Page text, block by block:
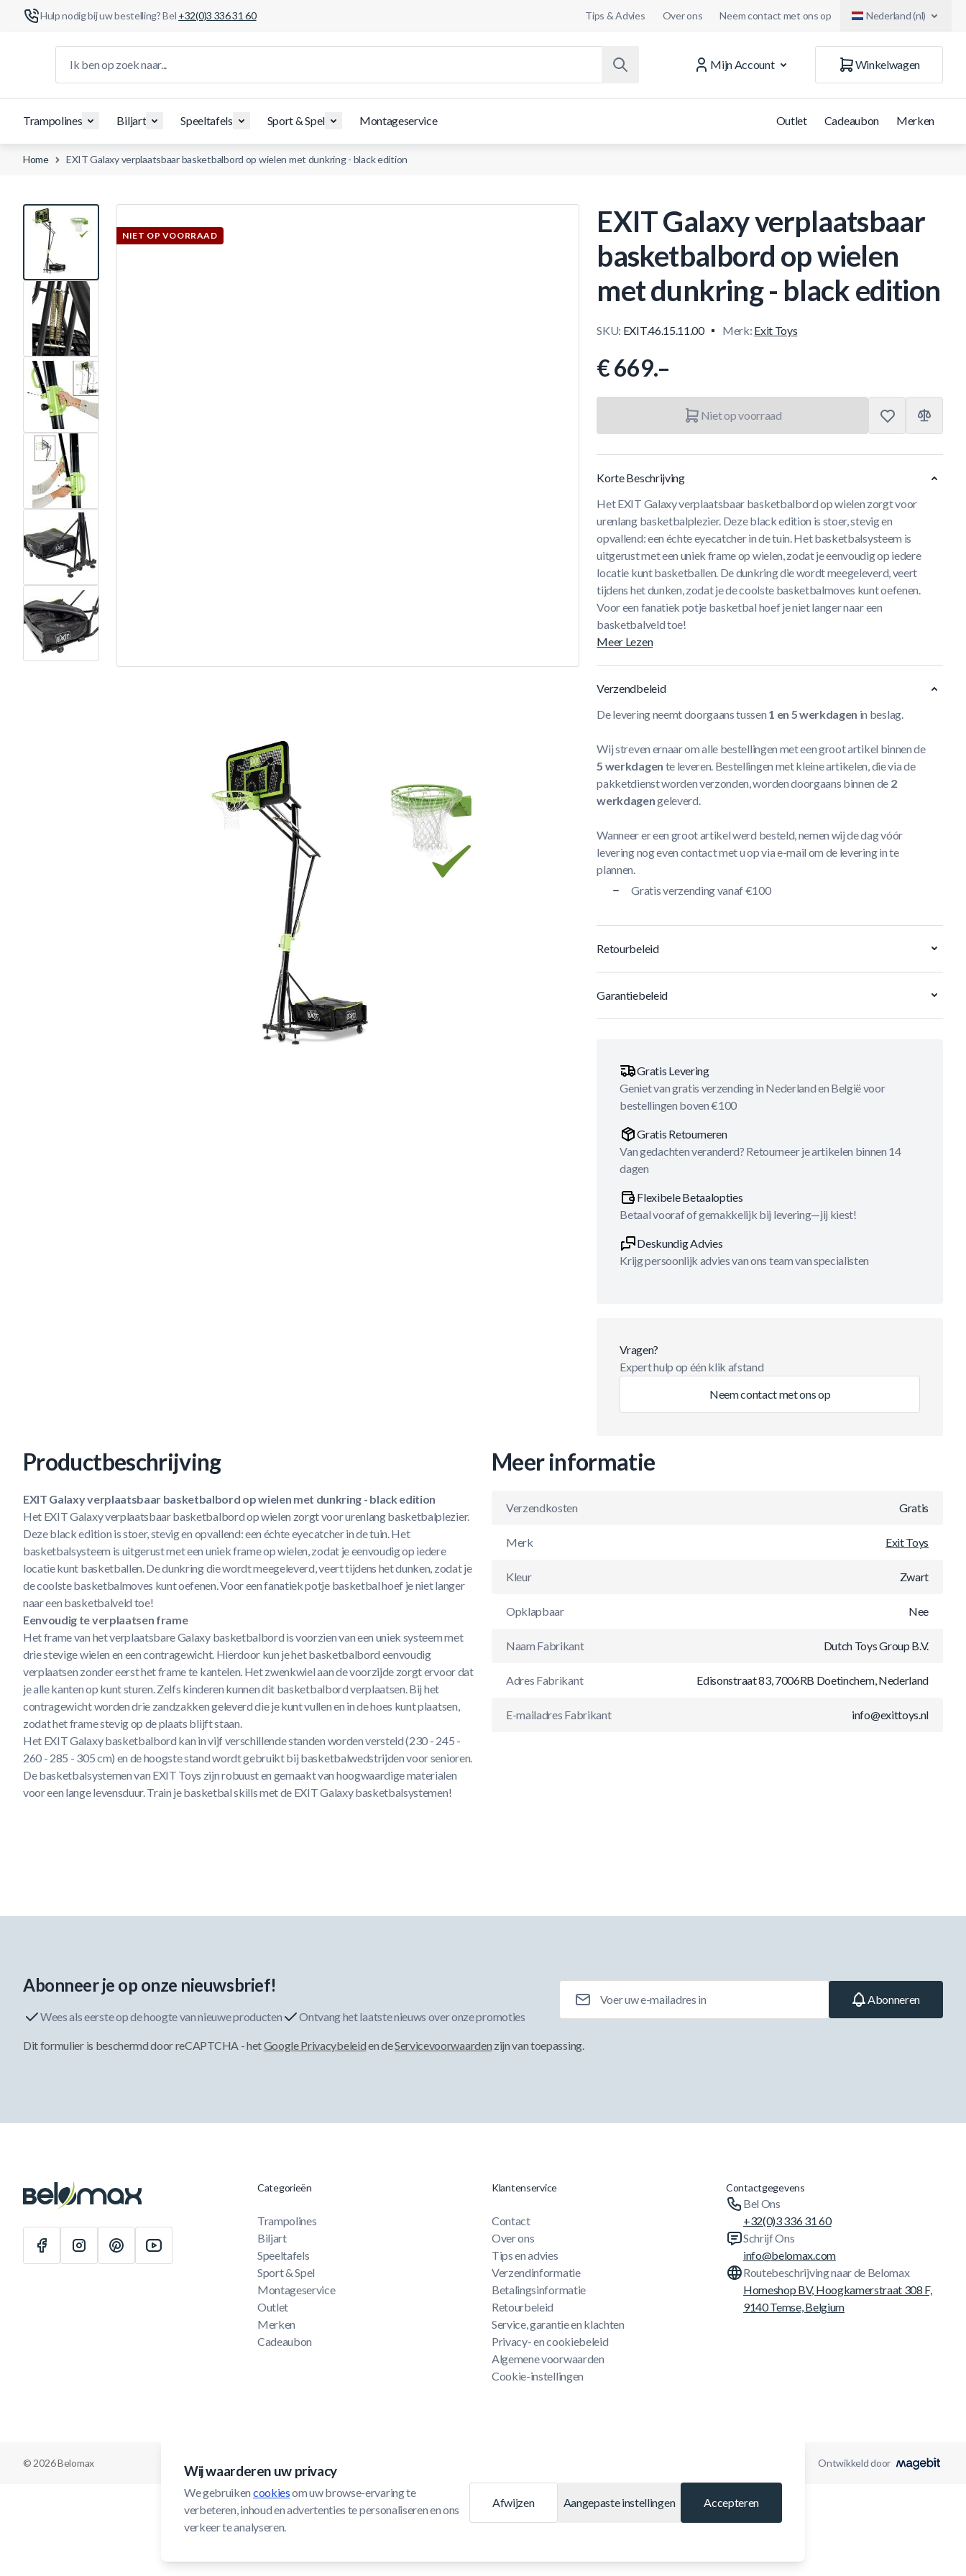
Hulp nodig bij uw bestelling? Bel +32(0)3 336 31 60 Tips & Advies Over ons Neem contact met ons op Nederland (nl)
Mijn Account
Winkelwagen
Trampolines Biljart Speeltafels Sport & Spel Montageservice Outlet Cadeaubon Merken
Home EXIT Galaxy verplaatsbaar basketbalbord op wielen met dunkring - black edition
NIET OP VOORRAAD
View larger image
View larger image
View larger image
View larger image
View larger image
View larger image
EXIT Galaxy verplaatsbaar
basketbalbord op wielen
met dunkring - black edition
SKU: EXIT.46.15.11.00 Merk: Exit Toys
€ 669.–
Niet op voorraad
Korte Beschrijving
Het EXIT Galaxy verplaatsbaar basketbalbord op wielen zorgt voor
urenlang basketbalplezier. Deze black edition is stoer, stevig en
opvallend: een échte eyecatcher in de tuin. Het basketbalsysteem is
uitgerust met een uniek frame op wielen, zodat je eenvoudig op iedere
locatie kunt basketballen. De dunkring die wordt meegeleverd, veert
tijdens het dunken, zodat je de coolste basketbalmoves kunt oefenen.
Voor een fanatiek potje basketbal hoef je niet langer naar een
basketbalveld toe!
Meer Lezen
Verzendbeleid
De levering neemt doorgaans tussen 1 en 5 werkdagen in beslag.
Wij streven ernaar om alle bestellingen met een groot artikel binnen de
5 werkdagen te leveren. Bestellingen met kleine artikelen, die via de
pakketdienst worden verzonden, worden doorgaans binnen de 2
werkdagengeleverd.
Wanneer er een groot artikel werd besteld, nemen wij de dag vóór
levering nog even contact met u op via e-mail om de levering in te
plannen.
Gratis verzending vanaf €100
Retourbeleid
Garantiebeleid
Gratis Levering
Geniet van gratis verzending in Nederland en België voor
bestellingen boven €100
Gratis Retourneren
Van gedachten veranderd? Retourneer je artikelen binnen 14
dagen
Flexibele Betaalopties
Betaal vooraf of gemakkelijk bij levering—jij kiest!
Deskundig Advies
Krijg persoonlijk advies van ons team van specialisten
Vragen?
Expert hulp op één klik afstand
Neem contact met ons op
Productbeschrijving
EXIT Galaxy verplaatsbaar basketbalbord op wielen met dunkring - black edition
Het EXIT Galaxy verplaatsbaar basketbalbord op wielen zorgt voor urenlang basketbalplezier.
Deze black edition is stoer, stevig en opvallend: een échte eyecatcher in de tuin. Het
basketbalsysteem is uitgerust met een uniek frame op wielen, zodat je eenvoudig op iedere
locatie kunt basketballen. De dunkring die wordt meegeleverd, veert tijdens het dunken, zodat je
de coolste basketbalmoves kunt oefenen. Voor een fanatiek potje basketbal hoef je niet langer
naar een basketbalveld toe!
Eenvoudig te verplaatsen frame
Het frame van het verplaatsbare Galaxy basketbalbord is voorzien van een uniek systeem met
drie stevige wielen en een contragewicht. Hierdoor kun je het basketbalbord eenvoudig
verplaatsen zonder eerst het frame te kantelen. Het zwenkwiel aan de voorzijde zorgt ervoor dat
je alle kanten op kunt sturen. Zelfs kinderen kunnen dit basketbalbord verplaatsen. Bij het
contragewicht worden drie zandzakken geleverd die je kunt vullen en in de hoes kunt plaatsen,
zodat het frame stevig op de plaats blijft staan.
Het EXIT Galaxy basketbalbord kan in vijf verschillende standen worden versteld (230 - 245 -
260 - 285 - 305 cm) en de hoogste stand wordt gebruikt bij basketbalwedstrijden voor senioren.
De basketbalsystemen van EXIT Toys zijn robuust en gemaakt van hoogwaardige materialen
voor een lange levensduur. Train je basketbal skills met de EXIT Galaxy basketbalsystemen!
Meer informatie
Verzendkosten Gratis
Merk Exit Toys
Kleur Zwart
Opklapbaar Nee
Naam Fabrikant Dutch Toys Group B.V.
Adres Fabrikant Edisonstraat 83, 7006RB Doetinchem, Nederland
E-mailadres Fabrikant info@exittoys.nl
Wij waarderen uw privacy
We gebruiken cookies om uw browse-ervaring te
verbeteren, inhoud en advertenties te personaliseren en ons
verkeer te analyseren.
Afwijzen Aangepaste instellingen Accepteren
Abonneer je op onze nieuwsbrief!
Wees als eerste op de hoogte van nieuwe producten Ontvang het laatste nieuws over onze promoties
Abonneren
Dit formulier is beschermd door reCAPTCHA - hetGoogle Privacybeleiden deServicevoorwaarden zijn van toepassing.
Categorieën
Trampolines
Biljart
Speeltafels
Sport & Spel
Montageservice
Outlet
Merken
Cadeaubon
Klantenservice
Contact
Over ons
Tips en advies
Verzendinformatie
Betalingsinformatie
Retourbeleid
Service, garantie en klachten
Privacy- en cookiebeleid
Algemene voorwaarden
Cookie-instellingen
Contactgegevens
Bel Ons
+32(0)3 336 31 60
Schrijf Ons
info@belomax.com
Routebeschrijving naar de Belomax
Homeshop BV, Hoogkamerstraat 308 F,
9140 Temse, Belgium
© 2026 Belomax Ontwikkeld door